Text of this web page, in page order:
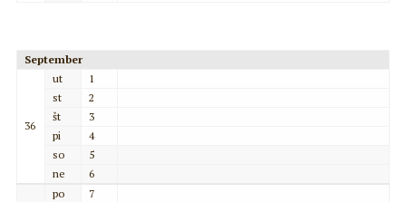
September
36
ut
1
st
2
št
3
pi
4
so
5
ne
6
po
7